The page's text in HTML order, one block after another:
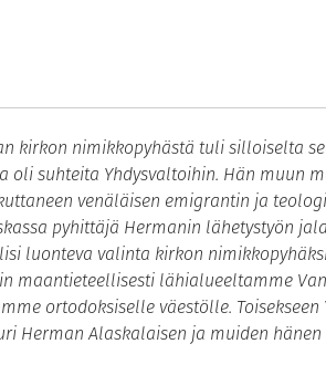
kirkon nimikkopyhästä tuli silloiselta
oli suhteita Yhdysvaltoihin. Hän muun
venäläisen emigrantin ja
pyhittäjä Hermanin lähetystyön
luonteva valinta kirkon
maantieteellisesti lähialueeltamme
ortodoksiselle väestölle.
Herman Alaskalaisen ja muiden